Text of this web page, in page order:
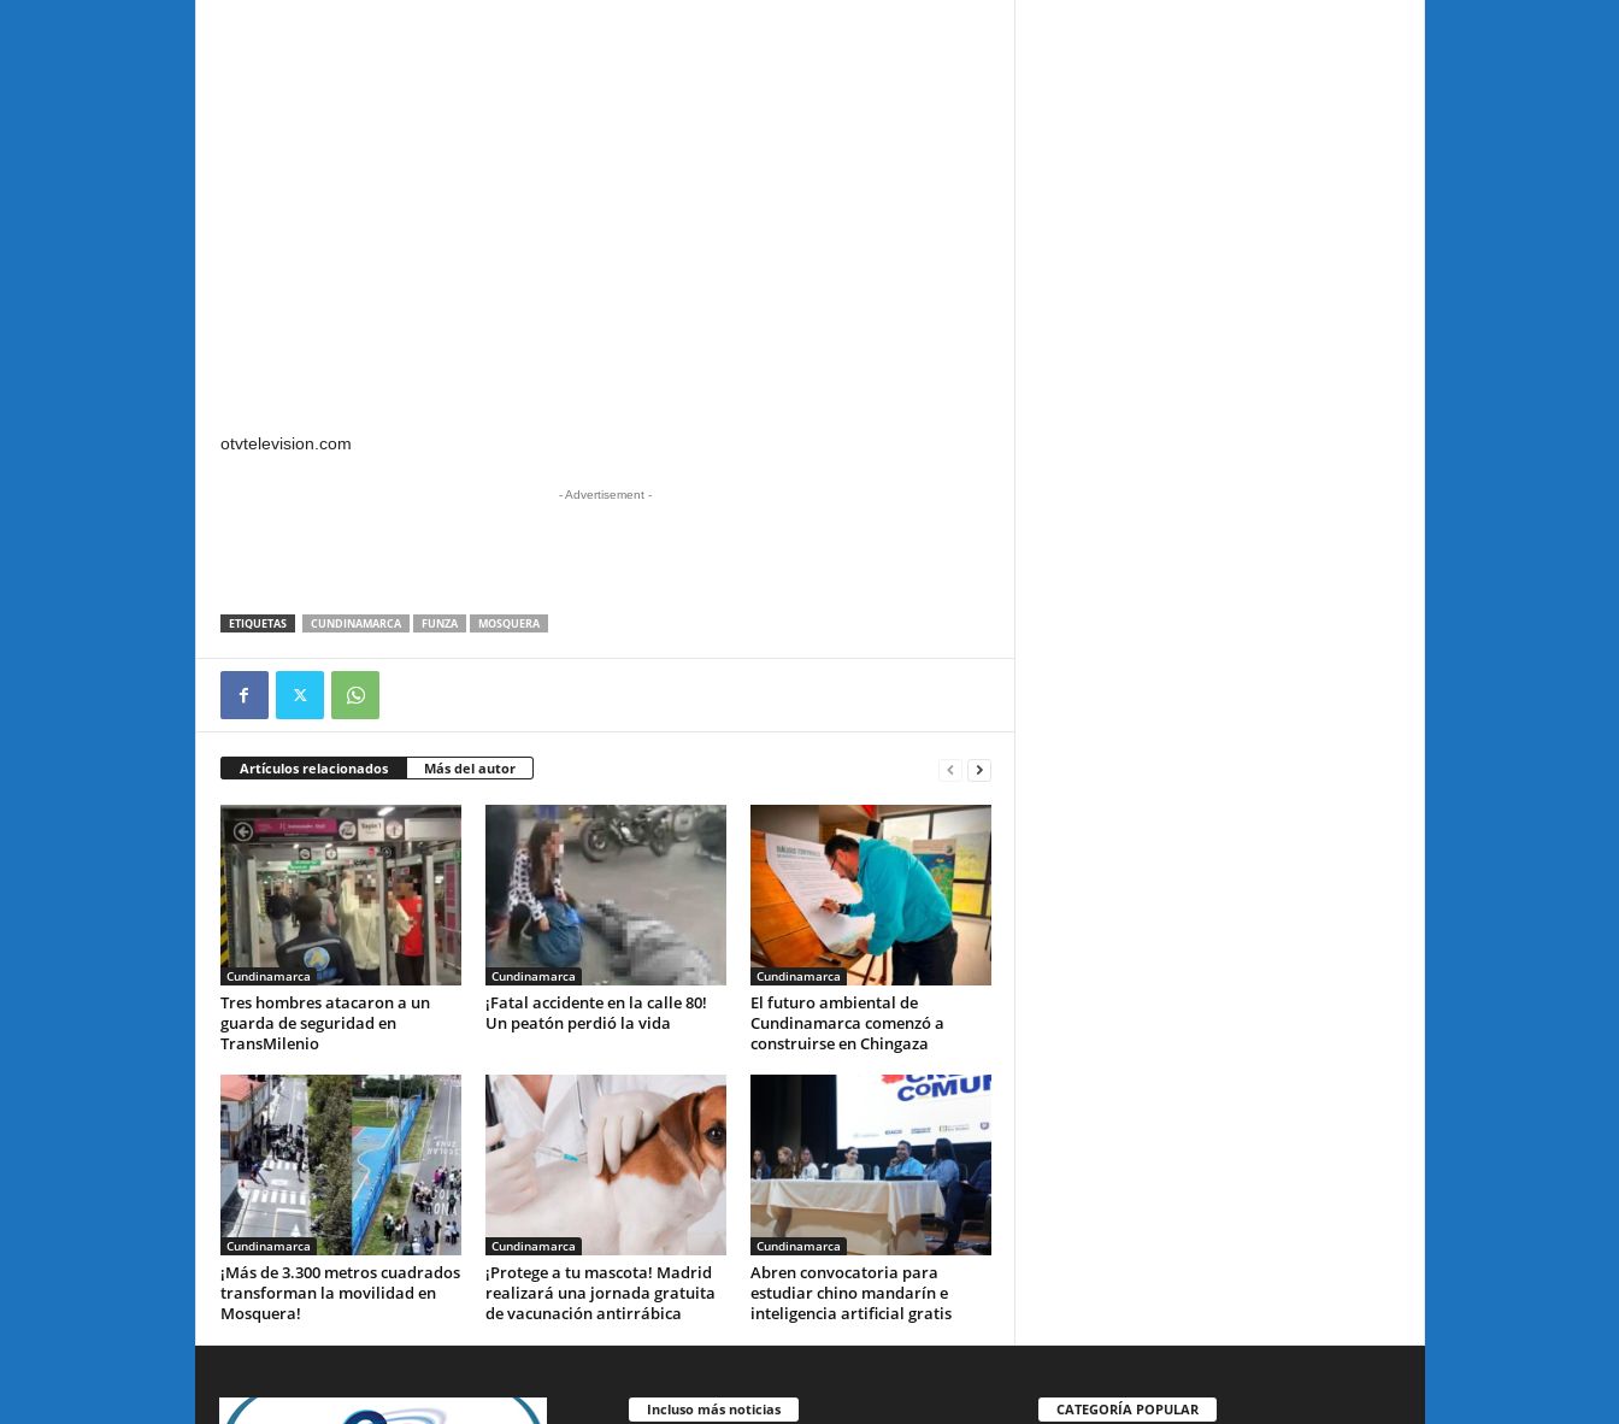
otvtelevision.com
- Advertisement -
ETIQUETAS CUNDINAMARCA FUNZA MOSQUERA
Artículos relacionados Más del autor
Cundinamarca
Tres hombres atacaron a un
guarda de seguridad en
TransMilenio
Cundinamarca
¡Fatal accidente en la calle 80!
Un peatón perdió la vida
Cundinamarca
El futuro ambiental de
Cundinamarca comenzó a
construirse en Chingaza
Cundinamarca
¡Más de 3.300 metros cuadrados
transforman la movilidad en
Mosquera!
Cundinamarca
¡Protege a tu mascota! Madrid
realizará una jornada gratuita
de vacunación antirrábica
Cundinamarca
Abren convocatoria para
estudiar chino mandarín e
inteligencia artificial gratis
Incluso más noticias CATEGORÍA POPULAR